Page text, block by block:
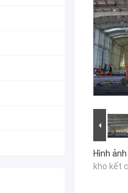
Hình
kho kết